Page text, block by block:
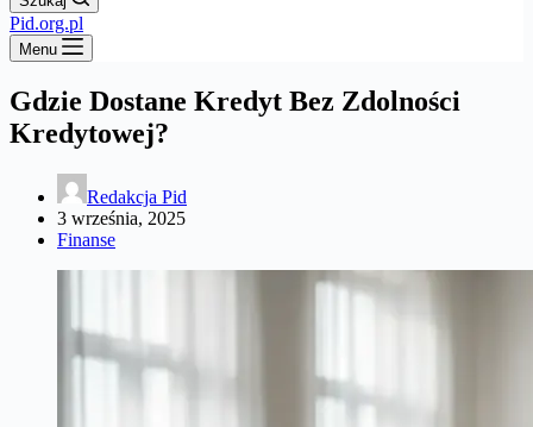
Pid.org.pl
Menu
Gdzie Dostane Kredyt Bez Zdolności
Kredytowej?
Redakcja Pid
3 września, 2025
Finanse